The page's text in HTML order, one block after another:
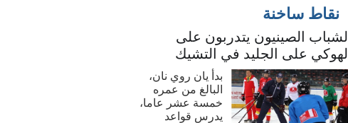
نقاط ساخنة
الشباب الصينيون يتدربون على
الهوكي على الجليد في التشيك
بدأ يان روي نان،
البالغ من عمره
خمسة عشر عاما،
يدرس قواعد